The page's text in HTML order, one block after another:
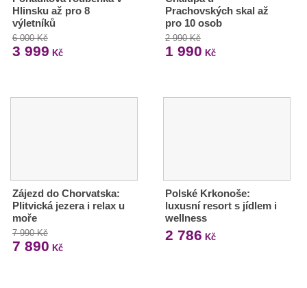
Hlinsku až pro 8
výletníků
6 000 Kč
3 999 Kč
Prachovských skal až
pro 10 osob
2 990 Kč
1 990 Kč
Zájezd do Chorvatska:
Plitvická jezera i relax u
moře
7 990 Kč
7 890 Kč
Polské Krkonoše:
luxusní resort s jídlem i
wellness
2 786 Kč